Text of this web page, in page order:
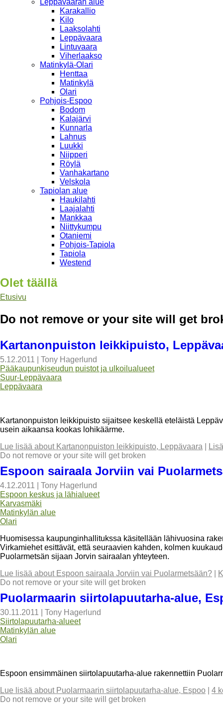
Karakallio
Kilo
Laaksolahti
Leppävaara
Lintuvaara
Viherlaakso
Matinkylä-Olari
Henttaa
Matinkylä
Olari
Pohjois-Espoo
Bodom
Kalajärvi
Kunnarla
Lahnus
Luukki
Niipperi
Röylä
Vanhakartano
Velskola
Tapiolan alue
Haukilahti
Laajalahti
Mankkaa
Niittykumpu
Otaniemi
Pohjois-Tapiola
Tapiola
Westend
Olet täällä
Etusivu
Do not remove or your site will get
Kartanonpuiston leikkipuisto,
5.12.2011
Tony Hagerlund
Pääkaupunkiseudun puistot ja ulkoilualueet
Suur-Leppävaara
Leppävaara
Kartanonpuiston leikkipuisto sijaitsee keskellä eteläistä
usein aikaansa kookas lohikäärme.
Lue lisää about Kartanonpuiston leikkipuisto, Leppävaara
Do not remove or your site will get broken
Espoon sairaala Jorviin vai
4.12.2011
Tony Hagerlund
Espoon keskus ja lähialueet
Karvasmäki
Matinkylän alue
Olari
Huomisessa kaupunginhallitukssa käsitellään lähivuosina
Virkamiehet esittävät, että seuraavien kahden, kolmen
Puolarmetsän sijaan Jorvin sairaalan yhteyteen.
Lue lisää about Espoon sairaala Jorviin vai Puolarmetsään?
Do not remove or your site will get broken
Puolarmaarin siirtolapuutarha-alue,
30.11.2011
Tony Hagerlund
Siirtolapuutarha-alueet
Matinkylän alue
Olari
Espoon ensimmäinen siirtolapuutarha-alue rakennettiin
Lue lisää about Puolarmaarin siirtolapuutarha-alue, Espoo
4
Do not remove or your site will get broken